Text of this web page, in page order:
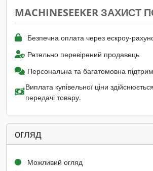
MACHINESEEKER ЗАХИСТ
Безпечна оплата через ескроу-
Ретельно перевірений продавець
Персональна та багатомовна
Виплата купівельної ціни
передачі товару.
огляд
Можливий огляд